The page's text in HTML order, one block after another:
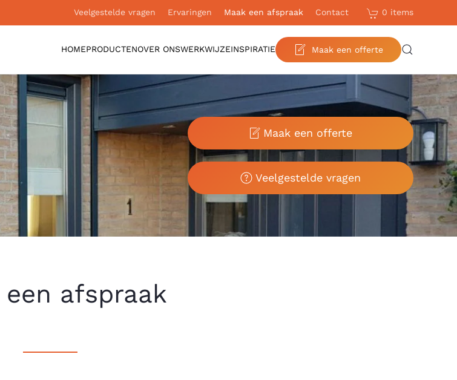
Veelgestelde vragen Ervaringen Maak een afspraak Contact 0 items
HOMEPRODUCTENOVER ONSWERKWIJZEINSPIRATIE Maak een offerte
Maak een offerte
Veelgestelde vragen
een afspraak